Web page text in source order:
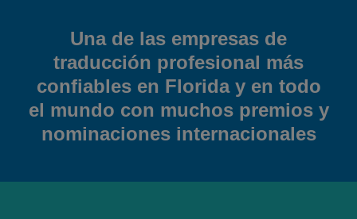
Una de las empresas de
traducción profesional más
confiables en Florida y en todo
el mundo con muchos premios y
nominaciones internacionales